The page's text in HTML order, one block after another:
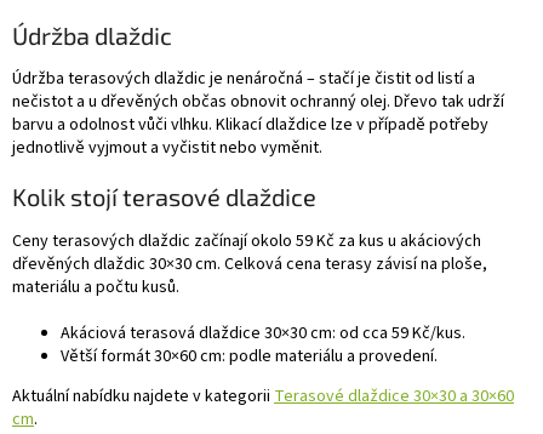
Údržba dlaždic
Údržba terasových dlaždic je nenáročná – stačí je čistit od listí a
nečistot a u dřevěných občas obnovit ochranný olej. Dřevo tak udrží
barvu a odolnost vůči vlhku. Klikací dlaždice lze v případě potřeby
jednotlivě vyjmout a vyčistit nebo vyměnit.
Kolik stojí terasové dlaždice
Ceny terasových dlaždic začínají okolo 59 Kč za kus u akáciových
dřevěných dlaždic 30×30 cm. Celková cena terasy závisí na ploše,
materiálu a počtu kusů.
Akáciová terasová dlaždice 30×30 cm: od cca 59 Kč/kus.
Větší formát 30×60 cm: podle materiálu a provedení.
Aktuální nabídku najdete v kategorii Terasové dlaždice 30×30 a 30×60
cm.